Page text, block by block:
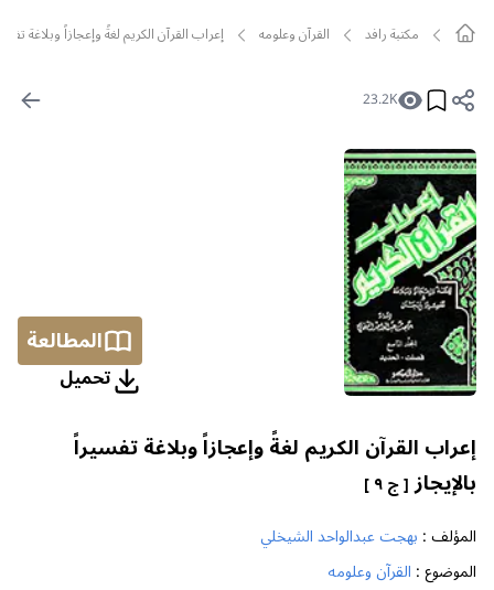
مکتبة رافد القرآن وعلومه إعراب القرآن الكريم لغةً وإعجازاً وبلاغة
23.2K
المطالعة
تحمیل
إعراب القرآن الكريم لغةً وإعجازاً وبلاغة تفسيراً
بالإيجاز[ ج ٩ ]
المؤلف : بهجت عبدالواحد الشيخلي
الموضوع : القرآن وعلومه